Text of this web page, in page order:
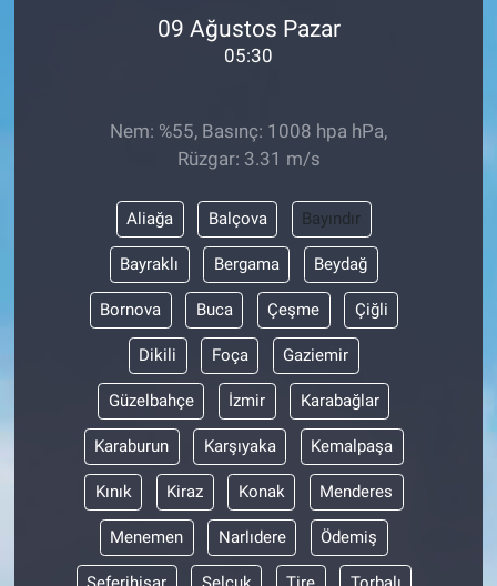
09 Ağustos Pazar
05:30
Nem: %55, Basınç: 1008 hpa hPa,
Rüzgar: 3.31 m/s
Aliağa Balçova Bayındır
Bayraklı Bergama Beydağ
Bornova Buca Çeşme Çiğli
Dikili Foça Gaziemir
Güzelbahçe İzmir Karabağlar
Karaburun Karşıyaka Kemalpaşa
Kınık Kiraz Konak Menderes
Menemen Narlıdere Ödemiş